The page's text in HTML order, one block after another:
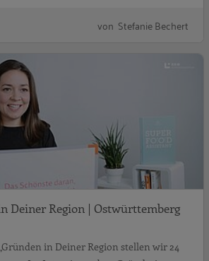
von Stefanie Bechert
Deiner Region | Ostwürttemberg
in Deiner Region stellen wir 24